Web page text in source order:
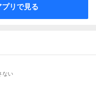
リで見る
ない